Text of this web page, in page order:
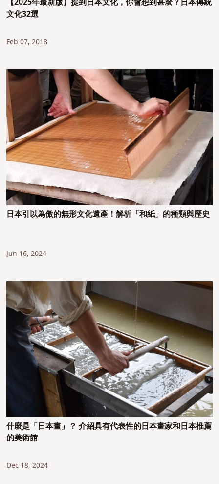
【2025年最新版】提到日本文化，你會想到甚麼？日本傳統
文化32選
Feb 07, 2018
日本引以為傲的無形文化遺產！解析「和紙」的種類與歷史
Jun 16, 2024
什麼是「日本畫」？ 介紹具有代表性的日本畫家和日本推薦
的美術館
Dec 18, 2024